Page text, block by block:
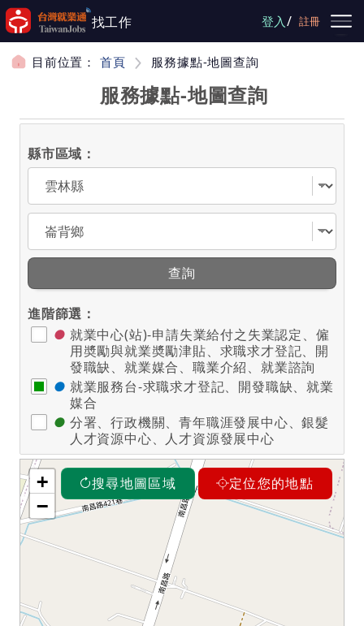
跳到主要內容
找工作 登入/ 註冊
目前位置： 首頁 服務據點-地圖查詢
服務據點-地圖查詢
縣市區域：
選擇縣市
選擇區域
查詢
進階篩選：
● 就業中心(站)-申請失業給付之失業認定、僱
用奬勵與就業奬勵津貼、求職求才登記、開
發職缺、就業媒合、職業介紹、就業諮詢
● 就業服務台-求職求才登記、開發職缺、就業
媒合
● 分署、行政機關、青年職涯發展中心、銀髮
人才資源中心、人才資源發展中心
搜尋地圖區域 定位您的地點
+
−